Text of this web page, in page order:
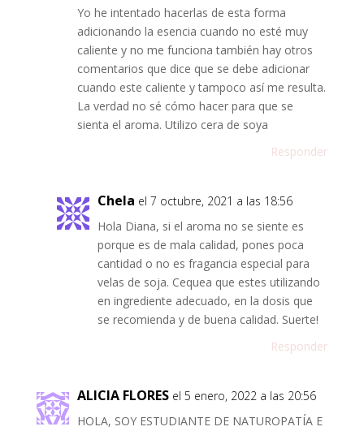
Yo he intentado hacerlas de esta forma
adicionando la esencia cuando no esté muy
caliente y no me funciona también hay otros
comentarios que dice que se debe adicionar
cuando este caliente y tampoco así me resulta.
La verdad no sé cómo hacer para que se
sienta el aroma. Utilizo cera de soya
Responder
Chela el 7 octubre, 2021 a las 18:56
Hola Diana, si el aroma no se siente es
porque es de mala calidad, pones poca
cantidad o no es fragancia especial para
velas de soja. Cequea que estes utilizando
en ingrediente adecuado, en la dosis que
se recomienda y de buena calidad. Suerte!
Responder
ALICIA FLORES el 5 enero, 2022 a las 20:56
HOLA, SOY ESTUDIANTE DE NATUROPATÍA E